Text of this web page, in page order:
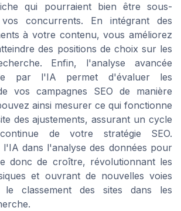
qui pourraient bien être sous-
concurrents. En intégrant des
à votre contenu, vous améliorez
des positions de choix sur les
Enfin, l'analyse avancée
par l'IA permet d'évaluer les
vos campagnes SEO de manière
ainsi mesurer ce qui fonctionne
des ajustements, assurant un cycle
de votre stratégie SEO.
l'IA dans l'analyse des données pour
donc de croître, révolutionnant les
et ouvrant de nouvelles voies
le classement des sites dans les